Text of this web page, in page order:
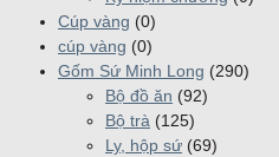
Cúp vàng (0)
cúp vàng (0)
Gốm Sứ Minh Long (290)
Bộ đồ ăn (92)
Bộ trà (125)
Ly, hộp sứ (69)